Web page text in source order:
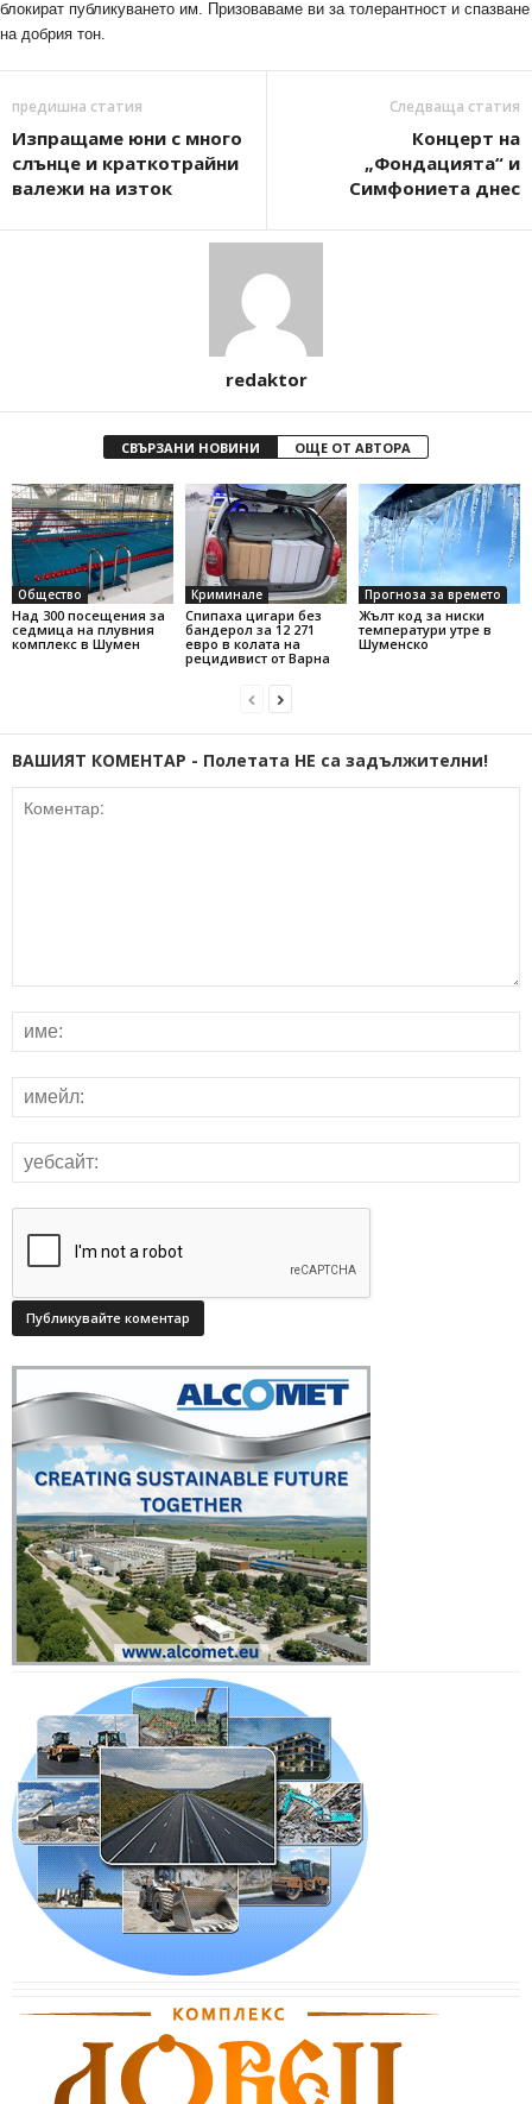
блокират публикуването им. Призоваваме ви за толерантност и спазване
на добрия тон.
предишна статия
Изпращаме юни с много
слънце и краткотрайни
валежи на изток
Следваща статия
Концерт на
„Фондацията“ и
Симфониета днес
redaktor
СВЪРЗАНИ НОВИНИ ОЩЕ ОТ АВТОРА
Общество
Над 300 посещения за
седмица на плувния
комплекс в Шумен
Криминале
Спипаха цигари без
бандерол за 12 271
евро в колата на
рецидивист от Варна
Прогноза за времето
Жълт код за ниски
температури утре в
Шуменско
ВАШИЯТ КОМЕНТАР - Полетата НЕ са задължителни!